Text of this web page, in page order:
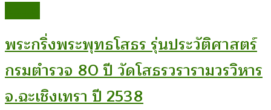
พระกริ่งพระพุทธโสธร รุ่นประวัติศาสตร์
กรมตำรวจ 80 ปี วัดโสธรวรารามวรวิหาร
จ.ฉะเชิงเทรา ปี 2538